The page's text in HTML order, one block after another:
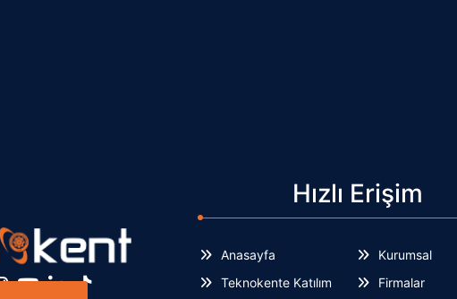
Hızlı Erişim
Anasayfa
Kurumsal
Teknokente Katılım
Firmalar